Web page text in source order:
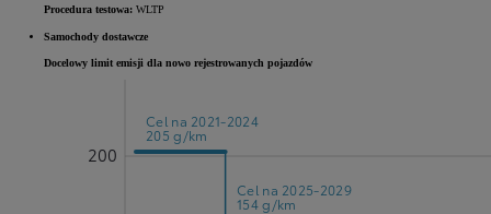
Procedura testowa: WLTP
Samochody dostawcze
Docelowy limit emisji dla nowo rejestrowanych pojazdów
200
Cel na 2021-2024
205 g/km
Cel na 2025-2029
154 g/km